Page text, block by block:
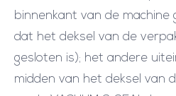
binnenkant van de machine
dat het deksel van de
gesloten is); het andere
midden van het deksel van